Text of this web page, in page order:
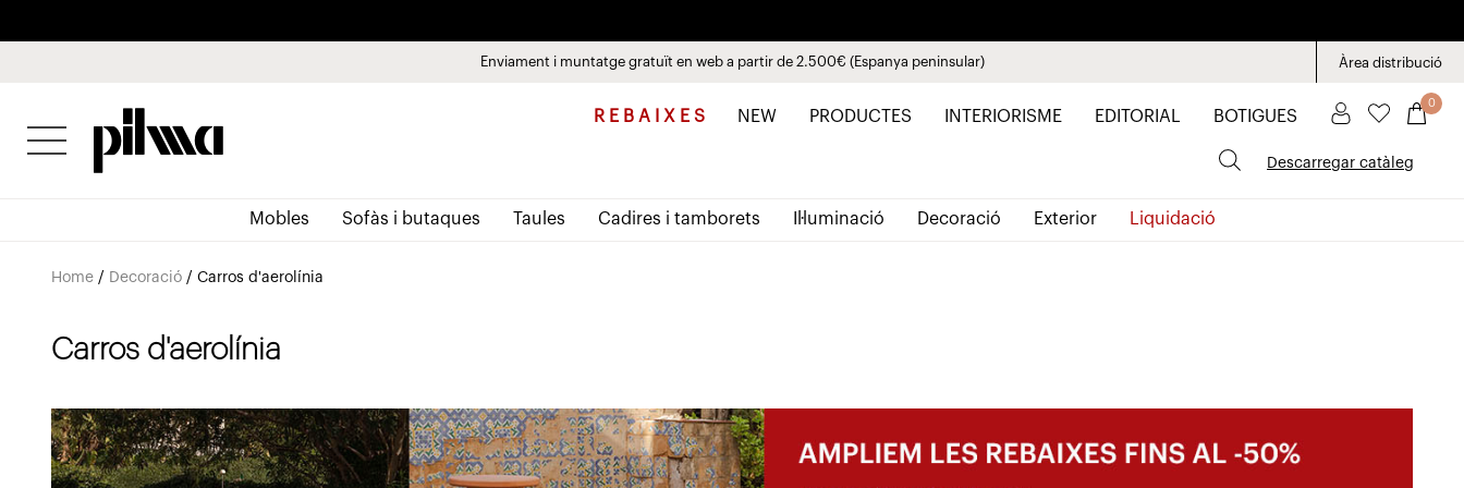
Paga a plaços fins a 3 mesos sense interessos 0% TAE
Descobreix les noves col·leccionsVeure productes
Enviament i muntatge gratuït en web a partir de 2.500€ (Espanya peninsular) Àrea distribució
pilma R E B A I X E S NEW PRODUCTES INTERIORISME EDITORIAL BOTIGUES
0
Descarregar catàleg
Mobles Sofàs i butaques Taules Cadires i tamborets Il·luminació Decoració Exterior Liquidació
Home / Decoració /Carros d'aerolínia
Carros d'aerolínia